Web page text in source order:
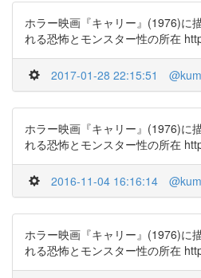
ホラー映画『キャリー』(1976)に
れる恐怖とモンスター性の所在
2017-01-28 22:15:51
ホラー映画『キャリー』(1976)に
れる恐怖とモンスター性の所在
2016-11-04 16:16:14
ホラー映画『キャリー』(1976)に
れる恐怖とモンスター性の所在